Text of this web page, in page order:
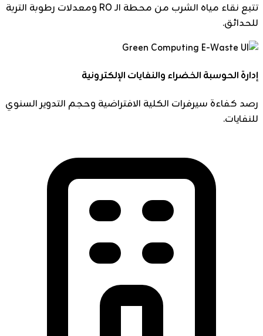
تتبع نقاء مياه الشرب من محطة الـ RO ومعدلات رطوبة التربة
للحدائق.
إدارة الحوسبة الخضراء والنفايات الإلكترونية
رصد كفاءة سيرفرات الكلية الافتراضية وحجم التدوير السنوي
للنفايات.